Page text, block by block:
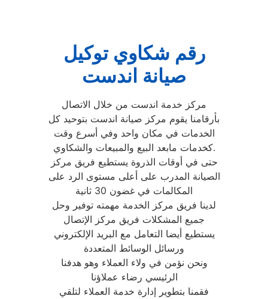
رقم شكاوي توكيل
صيانة اندست
مركز خدمة اندست من خلال الاتصال
بأرقامنا يقوم مركز صيانة اندست بتوحيد كل
الخدمات في مكان واحد وفي أسرع وقت
كخدمات مابعد البيع والمبيعات والشكاوي.
حتى في أوقات الذروة يستطيع فريق مركز
الصيانة المدرب على أعلى مستوى الرد على
المكالمات في غضون 30 ثانية
لدينا فريق مركز الخدمة مهمته توفير وحل
جميع المشكلات فريق مركز الإتصال
يستطيع أيضا التعامل مع البريد الإلكتروني
ورسائل الوسائط المتعددة
ونحن نؤمن في ولاء العملاء وهو هدفنا
الرئيسي رضاء عملاؤنا
فقمنا بتطوير إدارة خدمة العملاء لتلقي